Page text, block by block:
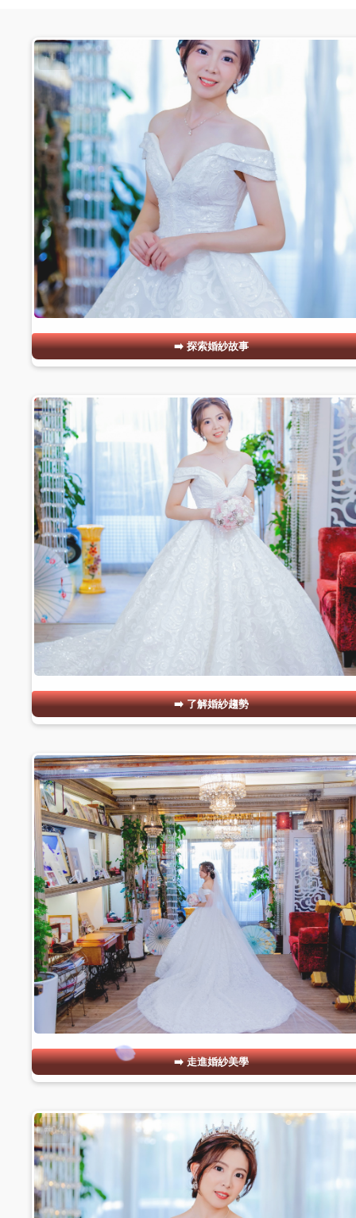
#01
探索婚紗故事
#02
了解婚紗趨勢
#03
走進婚紗美學
#04